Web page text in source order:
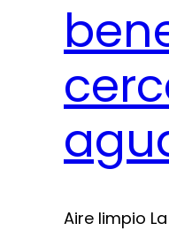
Aire limpio